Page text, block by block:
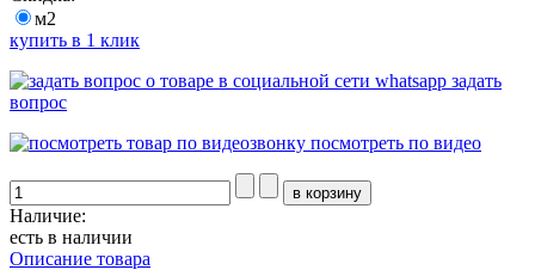
м2
купить в 1 клик
задать
вопрос
посмотреть по видео
Наличие:
есть в наличии
Описание товара